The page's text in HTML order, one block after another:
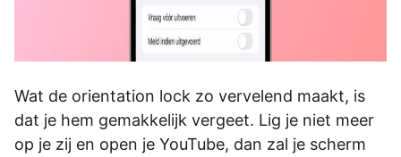
Wat de orientation lock zo vervelend maakt, is
dat je hem gemakkelijk vergeet. Lig je niet meer
op je zij en open je YouTube, dan zal je scherm